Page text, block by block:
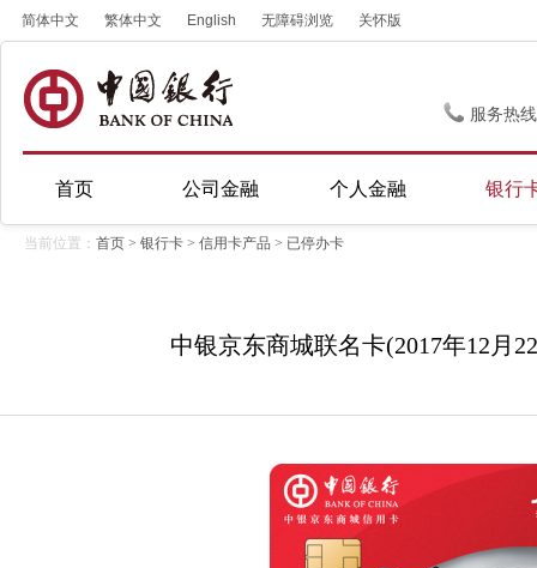
简体中文 繁体中文 English 无障碍浏览 关怀版
服务热
首页 公司金融 个人金融 银行
当前位置： 首页 > 银行卡 > 信用卡产品 > 已停办卡
中银京东商城联名卡(2017年12月